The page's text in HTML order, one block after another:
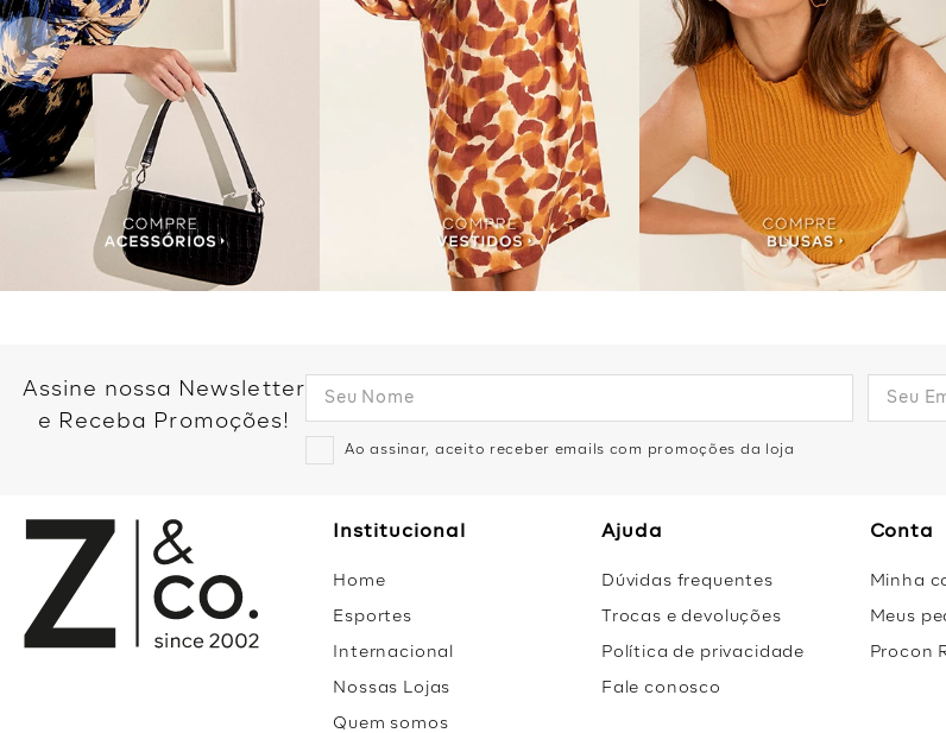
Assine nossa Newsletter
e Receba Promoções!
Ao assinar, aceito receber emails com promoções da loja
Institucional
Home
Esportes
Internacional
Nossas Lojas
Quem somos
Ajuda
Dúvidas frequentes
Trocas e devoluções
Política de privacidade
Fale conosco
Conta
Minha
Meus
Procon